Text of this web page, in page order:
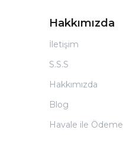
Hakkımızda
İletişim
S.S.S
Hakkımızda
Blog
Havale ile Ödeme